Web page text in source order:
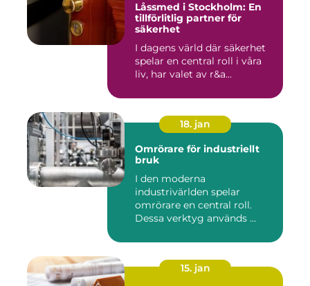
Låssmed i Stockholm: En
tillförlitlig partner för
säkerhet
I dagens värld där säkerhet
spelar en central roll i våra
liv, har valet av r&a...
18. jan
Omrörare för industriellt
bruk
I den moderna
industrivärlden spelar
omrörare en central roll.
Dessa verktyg används ...
15. jan